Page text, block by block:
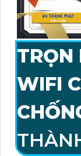
TRỌN
WIFI